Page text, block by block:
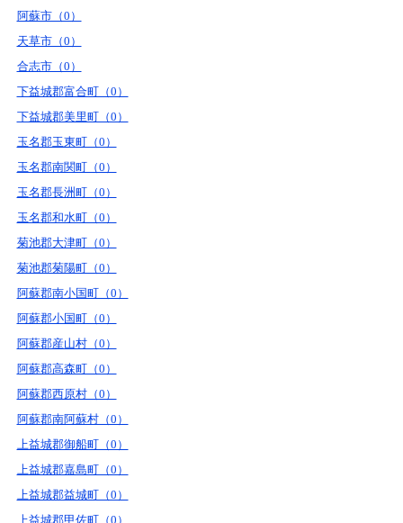
阿蘇市（0）
天草市（0）
合志市（0）
下益城郡富合町（0）
下益城郡美里町（0）
玉名郡玉東町（0）
玉名郡南関町（0）
玉名郡長洲町（0）
玉名郡和水町（0）
菊池郡大津町（0）
菊池郡菊陽町（0）
阿蘇郡南小国町（0）
阿蘇郡小国町（0）
阿蘇郡産山村（0）
阿蘇郡高森町（0）
阿蘇郡西原村（0）
阿蘇郡南阿蘇村（0）
上益城郡御船町（0）
上益城郡嘉島町（0）
上益城郡益城町（0）
上益城郡甲佐町（0）